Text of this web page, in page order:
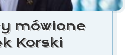
mówione
Korski